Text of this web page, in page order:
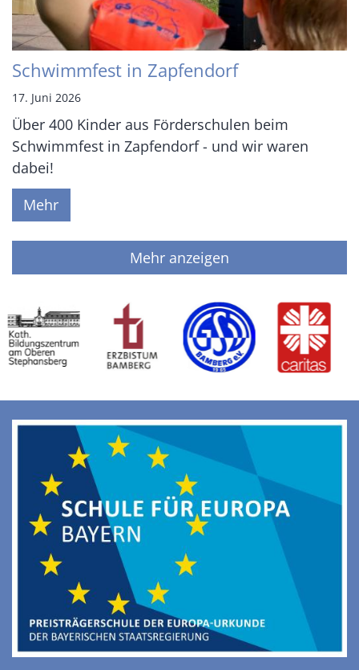
Schwimmfest in Zapfendorf
17. Juni 2026
Über 400 Kinder aus Förderschulen beim
Schwimmfest in Zapfendorf - und wir waren
dabei!
Mehr
Mehr anzeigen